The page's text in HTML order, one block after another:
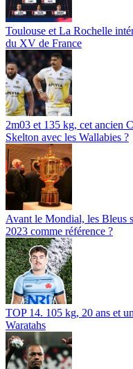
Toulouse et La Rochelle
du XV de France
2m03 et 135 kg, cet ancien
Skelton avec les Wallabies ?
Avant le Mondial, les Bleus
2023 comme référence ?
TOP 14. 105 kg, 20 ans et
Waratahs